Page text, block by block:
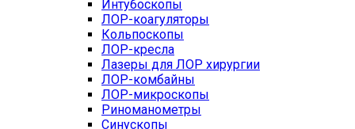
Интубоскопы
ЛОР-коагуляторы
Кольпоскопы
ЛОР-кресла
Лазеры для ЛОР хирургии
ЛОР-комбайны
ЛОР-микроскопы
Риноманометры
Синускопы